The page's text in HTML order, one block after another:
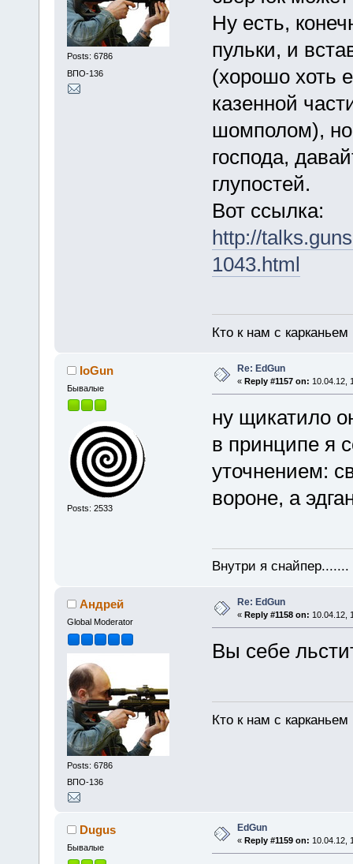
Posts: 6786
ВПО-136
Ну есть,
пульки, и
(хорошо хоть
казенной
шомполом),
господа,
глупостей.
Вот ссылка:
http://
1043.html
Кто к нам с
IoGun
Бывалые
Posts: 2533
Re: EdGun
« Reply #1157 on: 10.04.12,
ну щикатило
в принципе я
уточнением:
вороне, а
Внутри я
Андрей
Global Moderator
Posts: 6786
ВПО-136
Re: EdGun
« Reply #1158 on: 10.04.12,
Вы себе
Кто к нам с
Dugus
Бывалые
EdGun
« Reply #1159 on: 10.04.12,